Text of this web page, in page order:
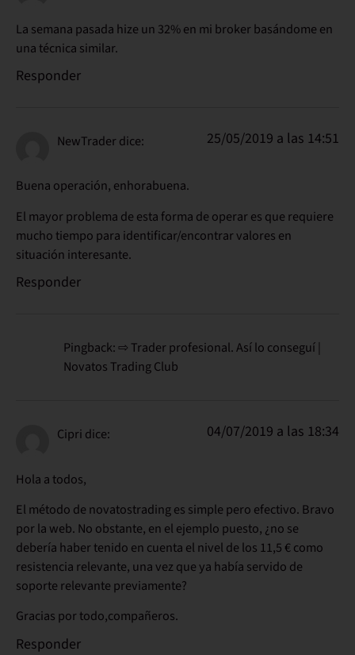
La semana pasada hize un 32% en mi broker basándome en
una técnica similar.
Responder
NewTraderdice: 25/05/2019 a las 14:51
Buena operación, enhorabuena.
El mayor problema de esta forma de operar es que requiere
mucho tiempo para identificar/encontrar valores en
situación interesante.
Responder
Pingback: ⇨ Trader profesional. Así lo conseguí |
Novatos Trading Club
Cipri dice: 04/07/2019 a las 18:34
Hola a todos,
El método de novatostrading es simple pero efectivo. Bravo
por la web. No obstante, en el ejemplo puesto, ¿no se
debería haber tenido en cuenta el nivel de los 11,5 € como
resistencia relevante, una vez que ya había servido de
soporte relevante previamente?
Gracias por todo,compañeros.
Responder